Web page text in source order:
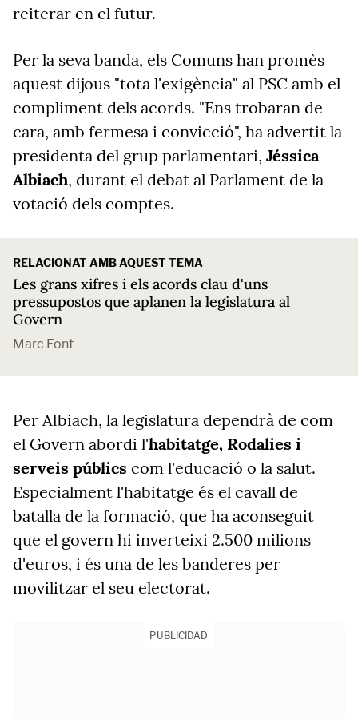
reiterar en el futur.
Per la seva banda, els Comuns han promès
aquest dijous "tota l'exigència" al PSC amb el
compliment dels acords. "Ens trobaran de
cara, amb fermesa i convicció", ha advertit la
presidenta del grup parlamentari, Jéssica
Albiach, durant el debat al Parlament de la
votació dels comptes.
RELACIONAT AMB AQUEST TEMA
Les grans xifres i els acords clau d'uns
pressupostos que aplanen la legislatura al
Govern
Marc Font
Per Albiach, la legislatura dependrà de com
el Govern abordi l'habitatge, Rodalies i
serveis públics com l'educació o la salut.
Especialment l'habitatge és el cavall de
batalla de la formació, que ha aconseguit
que el govern hi inverteixi 2.500 milions
d'euros, i és una de les banderes per
movilitzar el seu electorat.
PUBLICIDAD